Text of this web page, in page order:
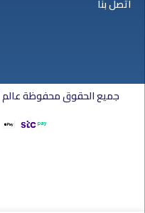
اتصل بنا
جميع الحقوق محفوظة عالم